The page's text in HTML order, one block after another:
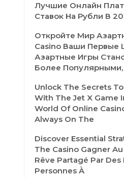
Лучшие Онлайн
Ставок На Рубли В
Откройте Мир
Casino Ваши Первые
Азартные Игры
Более
Unlock The Secrets
With The Jet X Game
World Of Online
Always On The
Discover Essential
The Casino Gagner
Rêve Partagé Par Des
Personnes À